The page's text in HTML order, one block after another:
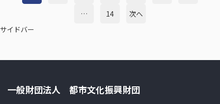
…
14
次へ
サイドバー
一般財団法人 都市文化振興財団